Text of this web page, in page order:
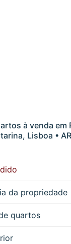
à venda em
Lisboa •
da propriedade
quartos